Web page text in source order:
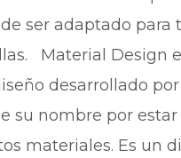
ser adaptado para
Material Design
desarrollado
su nombre por
materiales. Es un